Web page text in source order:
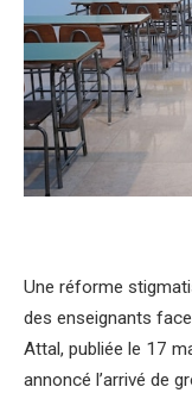
Une réforme
des enseignants
Attal, publiée le 17
annoncé l’arrivé de